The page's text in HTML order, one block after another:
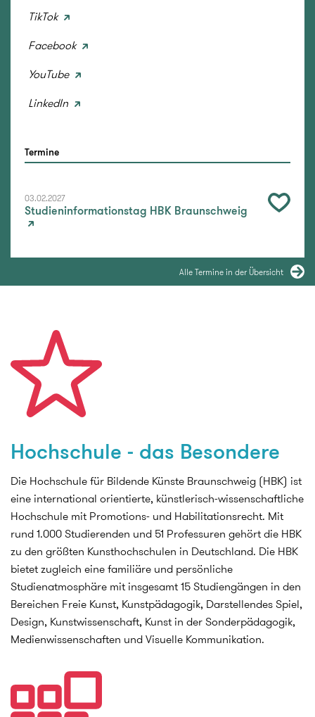
TikTok
Facebook
YouTube
LinkedIn
Termine
03.02.2027
Studieninformationstag HBK Braunschweig
Alle Termine in der Übersicht
Hochschule - das Besondere
Die Hochschule für Bildende Künste Braunschweig (HBK) ist
eine international orientierte, künstlerisch-wissenschaftliche
Hochschule mit Promotions- und Habilitationsrecht. Mit
rund 1.000 Studierenden und 51 Professuren gehört die HBK
zu den größten Kunsthochschulen in Deutschland. Die HBK
bietet zugleich eine familiäre und persönliche
Studienatmosphäre mit insgesamt 15 Studiengängen in den
Bereichen Freie Kunst, Kunstpädagogik, Darstellendes Spiel,
Design, Kunstwissenschaft, Kunst in der Sonderpädagogik,
Medienwissenschaften und Visuelle Kommunikation.